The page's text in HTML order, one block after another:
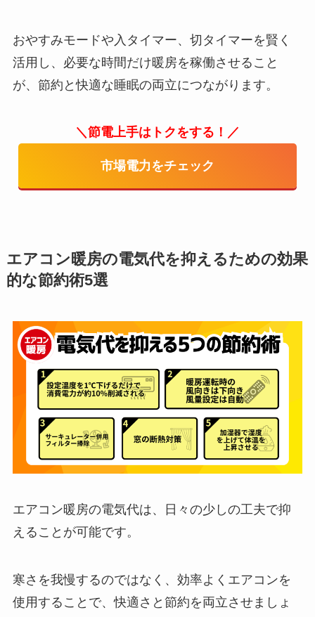
おやすみモードや入タイマー、切タイマーを賢く
活用し、必要な時間だけ暖房を稼働させること
が、節約と快適な睡眠の両立につながります。
＼節電上手はトクをする！／
市場電力をチェック
エアコン暖房の電気代を抑えるための効果
的な節約術5選
エアコン暖房の電気代は、日々の少しの工夫で抑
えることが可能です。
寒さを我慢するのではなく、効率よくエアコンを
使用することで、快適さと節約を両立させましょ